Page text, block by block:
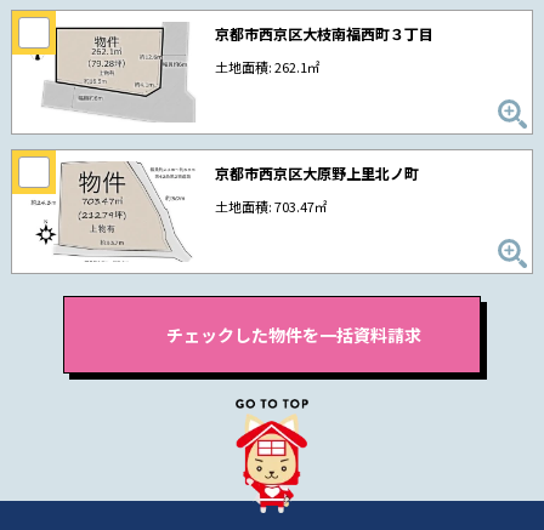
京都市西京区大枝南福西町３丁目
土地面積: 262.1㎡
京都市西京区大原野上里北ノ町
土地面積: 703.47㎡